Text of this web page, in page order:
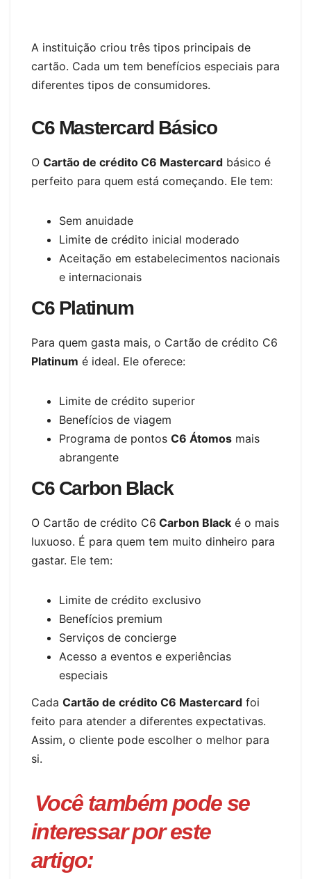
A instituição criou três tipos principais de
cartão. Cada um tem benefícios especiais para
diferentes tipos de consumidores.
C6 Mastercard Básico
O Cartão de crédito C6 Mastercard básico é
perfeito para quem está começando. Ele tem:
Sem anuidade
Limite de crédito inicial moderado
Aceitação em estabelecimentos nacionais
e internacionais
C6 Platinum
Para quem gasta mais, o Cartão de crédito C6
Platinum é ideal. Ele oferece:
Limite de crédito superior
Benefícios de viagem
Programa de pontos C6 Átomos mais
abrangente
C6 Carbon Black
O Cartão de crédito C6 Carbon Black é o mais
luxuoso. É para quem tem muito dinheiro para
gastar. Ele tem:
Limite de crédito exclusivo
Benefícios premium
Serviços de concierge
Acesso a eventos e experiências
especiais
Cada Cartão de crédito C6 Mastercard foi
feito para atender a diferentes expectativas.
Assim, o cliente pode escolher o melhor para
si.
Você também pode se
interessar por este
artigo: